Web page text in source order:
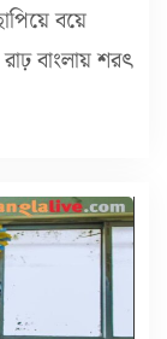
বয়ে
বাংলায় শরৎ